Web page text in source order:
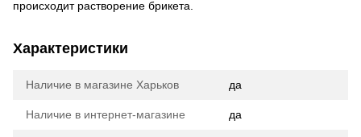
происходит растворение брикета.
Характеристики
Наличие в магазине Харьков да
Наличие в интернет-магазине да